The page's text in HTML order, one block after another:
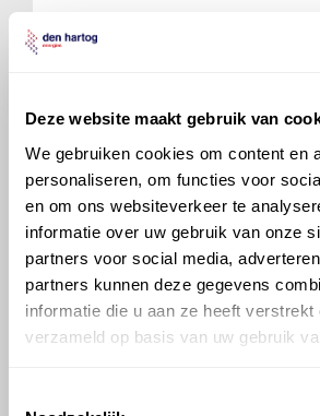
Deze website maakt gebruik van
We gebruiken cookies om content en
personaliseren, om functies voor
en om ons websiteverkeer te
informatie over uw gebruik van onze
partners voor social media,
partners kunnen deze gegevens
informatie die u aan ze heeft verstrekt
verzameld op basis van uw gebruik
Mobilux EP 2
Ververs elke 8 uur
Verdeelbak